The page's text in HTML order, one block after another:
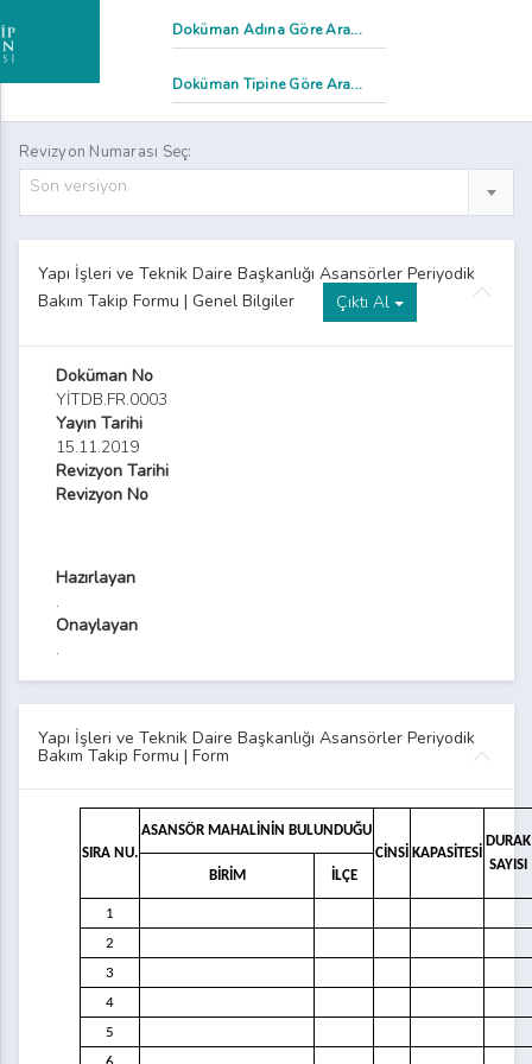
Revizyon Numarası Seç:
Son versiyon
Yapı İşleri ve Teknik Daire Başkanlığı Asansörler Periyodik
Bakım Takip Formu | Genel Bilgiler
Çıktı Al
Doküman No
YİTDB.FR.0003
Yayın Tarihi
15.11.2019
Revizyon Tarihi
Revizyon No
Hazırlayan
.
Onaylayan
.
Yapı İşleri ve Teknik Daire Başkanlığı Asansörler Periyodik
Bakım Takip Formu | Form
SIRA NU.
ASANSÖR MAHALİNİN BULUNDUĞU
CİNSİ
KAPASİTESİ
DURAK
SAYISI
BİRİM İLÇE
1
2
3
4
5